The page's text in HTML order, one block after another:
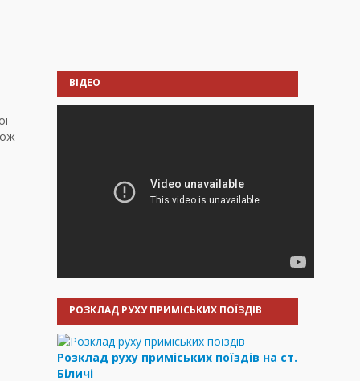
ВІДЕО
РОЗКЛАД РУХУ ПРИМІСЬКИХ ПОЇЗДІВ
Розклад руху приміських поїздів на ст.
Біличі